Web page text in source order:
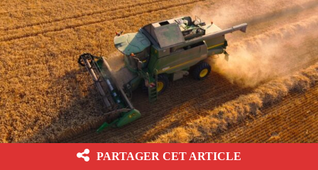
Les députés votent la loi d’urgence agricole, malgré la
PARTAGER CET ARTICLE